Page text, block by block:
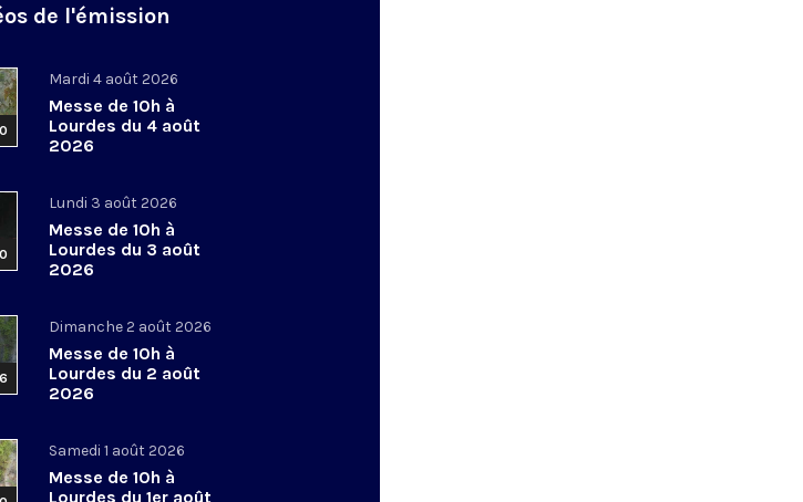
de l'émission
Mardi 4 août 2026
Messe de 10h à
Lourdes du 4 août
2026
Lundi 3 août 2026
Messe de 10h à
Lourdes du 3 août
2026
Dimanche 2 août 2026
Messe de 10h à
Lourdes du 2 août
2026
Samedi 1 août 2026
Messe de 10h à
Lourdes du 1er août